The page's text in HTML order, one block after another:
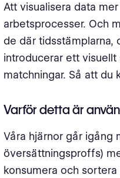
Att visualisera data
arbetsprocesser. Och
de där tidsstämplarna,
introducerar ett
matchningar. Så att du
Varför detta är
Våra hjärnor går igång
översättningsproffs)
konsumera och